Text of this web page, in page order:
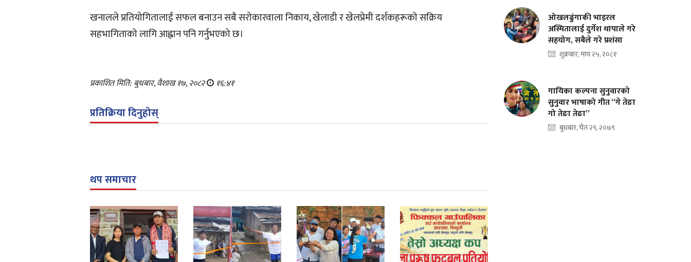
खनालले प्रतियोगितालाई सफल बनाउन सबै सरोकारवाला निकाय, खेलाडी र खेलप्रेमी दर्शकहरूको सक्रिय
सहभागिताको लागि आह्वान पनि गर्नुभएको छ।
प्रकाशित मिति: बुधबार, वैशाख १७, २०८२ १६:४१
प्रतिक्रिया दिनुहोस्
थप समाचार
ओखलढुंगाकी भाइरल
अस्मितालाई दुर्गेश थापाले गरे
सहयोग, सबैले गरे प्रशंसा
शुक्रबार, माघ २५, २०८१
गायिका कल्पना सुनुवारको
सुनुवार भाषाको गीत “गे तेङा
गो तेङा तेङा”
बुधबार, चैत २९, २०७९